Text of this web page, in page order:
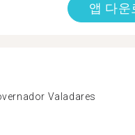
앱 다운
Valadares